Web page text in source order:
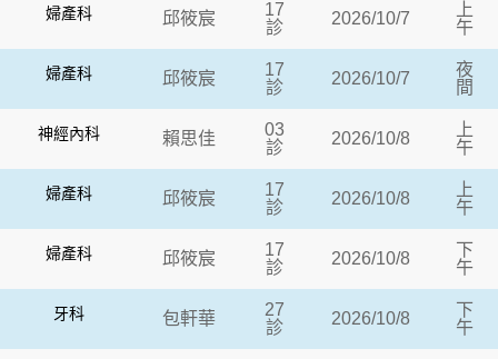
婦產科 邱筱宸
17
診
2026/10/7
上
午
婦產科 邱筱宸
17
診
2026/10/7
夜
間
神經內科 賴思佳
03
診
2026/10/8
上
午
婦產科 邱筱宸
17
診
2026/10/8
上
午
婦產科 邱筱宸
17
診
2026/10/8
下
午
牙科 包軒華
27
診
2026/10/8
下
午